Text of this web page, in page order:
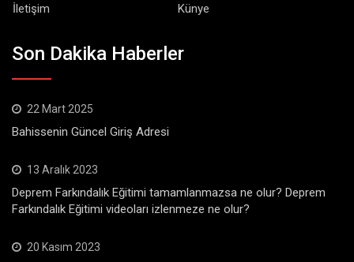
İletişim
Künye
Son Dakika Haberler
22 Mart 2025
Bahissenin Güncel Giriş Adresi
13 Aralık 2023
Deprem Farkındalık Eğitimi tamamlanmazsa ne olur? Deprem
Farkındalık Eğitimi videoları izlenmeze ne olur?
20 Kasım 2023